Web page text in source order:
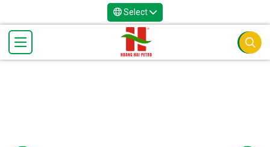
Select